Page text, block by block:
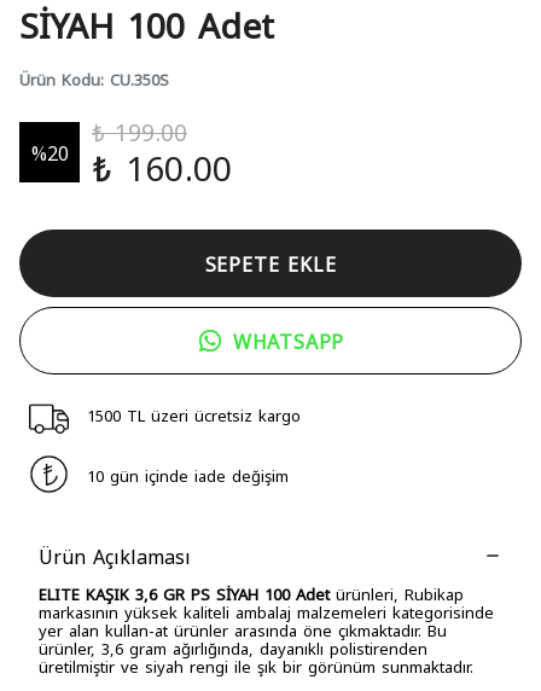
SİYAH 100 Adet
Ürün Kodu: CU.350S
%20
₺ 199.00
₺ 160.00
SEPETE EKLE
WHATSAPP
1500 TL üzeri ücretsiz kargo
10 gün içinde iade değişim
Ürün Açıklaması
ELITE KAŞIK 3,6 GR PS SİYAH 100 Adetürünleri, Rubikap
markasının yüksek kaliteli ambalaj malzemeleri kategorisinde
yer alan kullan-at ürünler arasında öne çıkmaktadır. Bu
ürünler, 3,6 gram ağırlığında, dayanıklı polistirenden
üretilmiştir ve siyah rengi ile şık bir görünüm sunmaktadır.